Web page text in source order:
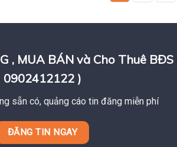
, MUA BÁN và Cho Thuê BĐS
0902412122 )
sẵn có, quảng cáo tin đăng miễn phí
ĐĂNG TIN NGAY